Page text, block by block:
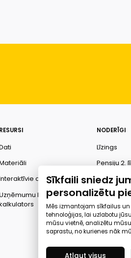
RESURSI
dati
kredītspējas
NODERĪGI
Līzings
Pensiju 2.
Finanšu
Ombuds
Sīkfaili sniedz
personalizētu
Mēs izmantojam sīkfailus
tehnoloģijas, lai uzlabotu
mūsu vietnē, analizētu
saprastu, no kurienes nāk
Atļaut visus